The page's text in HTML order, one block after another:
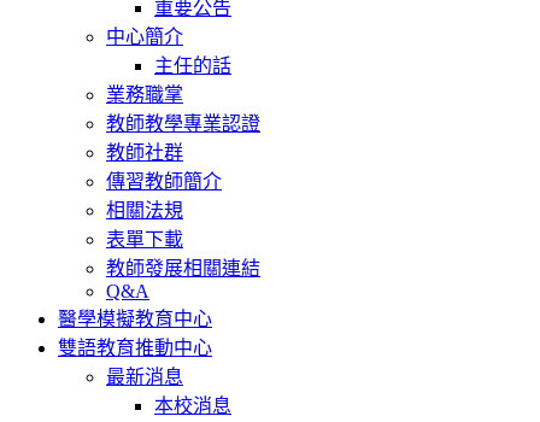
重要公告
中心簡介
主任的話
業務職掌
教師教學專業認證
教師社群
傳習教師簡介
相關法規
表單下載
教師發展相關連結
Q&A
醫學模擬教育中心
雙語教育推動中心
最新消息
本校消息